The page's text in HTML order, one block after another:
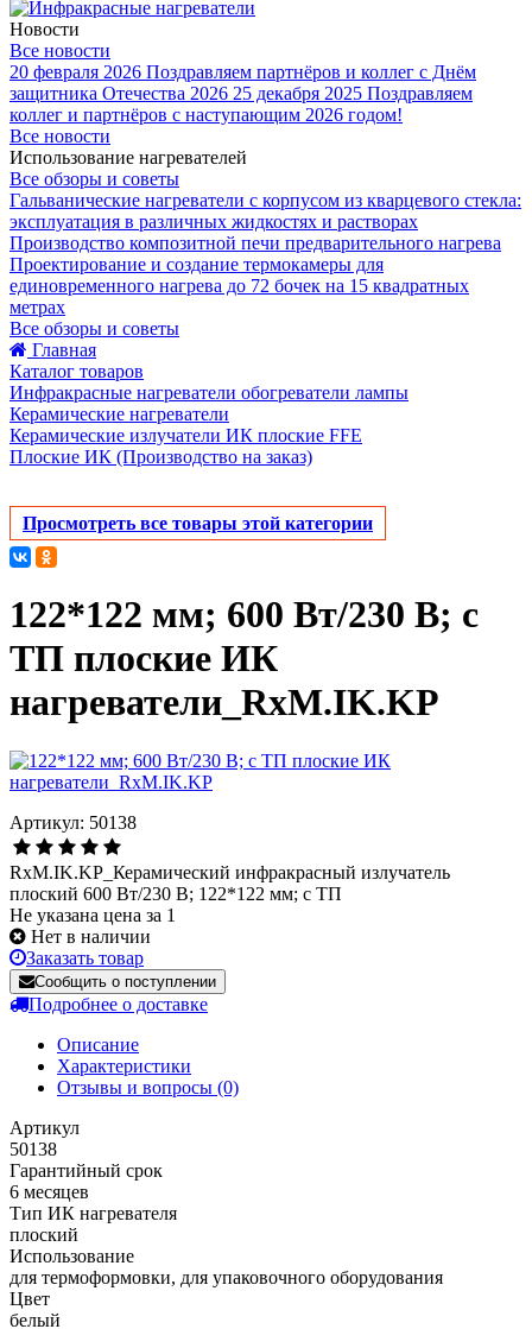
Новости
Все новости
20 февраля 2026 Поздравляем партнёров и коллег с Днём
защитника Отечества 2026 25 декабря 2025 Поздравляем
коллег и партнёров с наступающим 2026 годом!
Все новости
Использование нагревателей
Все обзоры и советы
Гальванические нагреватели с корпусом из кварцевого стекла:
эксплуатация в различных жидкостях и растворах
Производство композитной печи предварительного нагрева
Проектирование и создание термокамеры для
единовременного нагрева до 72 бочек на 15 квадратных
метрах
Все обзоры и советы
Главная
Каталог товаров
Инфракрасные нагреватели обогреватели лампы
Керамические нагреватели
Керамические излучатели ИК плоские FFE
Плоские ИК (Производство на заказ)
Просмотреть все товары этой категории
122*122 мм; 600 Вт/230 В; с
ТП плоские ИК
нагреватели_RxM.IK.KP
Артикул: 50138
RxM.IK.KP_Керамический инфракрасный излучатель
плоский 600 Вт/230 В; 122*122 мм; с ТП
Не указана цена за 1
Нет в наличии
Заказать товар
Сообщить о поступлении
Подробнее о доставке
Описание
Характеристики
Отзывы и вопросы (0)
Артикул
50138
Гарантийный срок
6 месяцев
Тип ИК нагревателя
плоский
Использование
для термоформовки, для упаковочного оборудования
Цвет
белый